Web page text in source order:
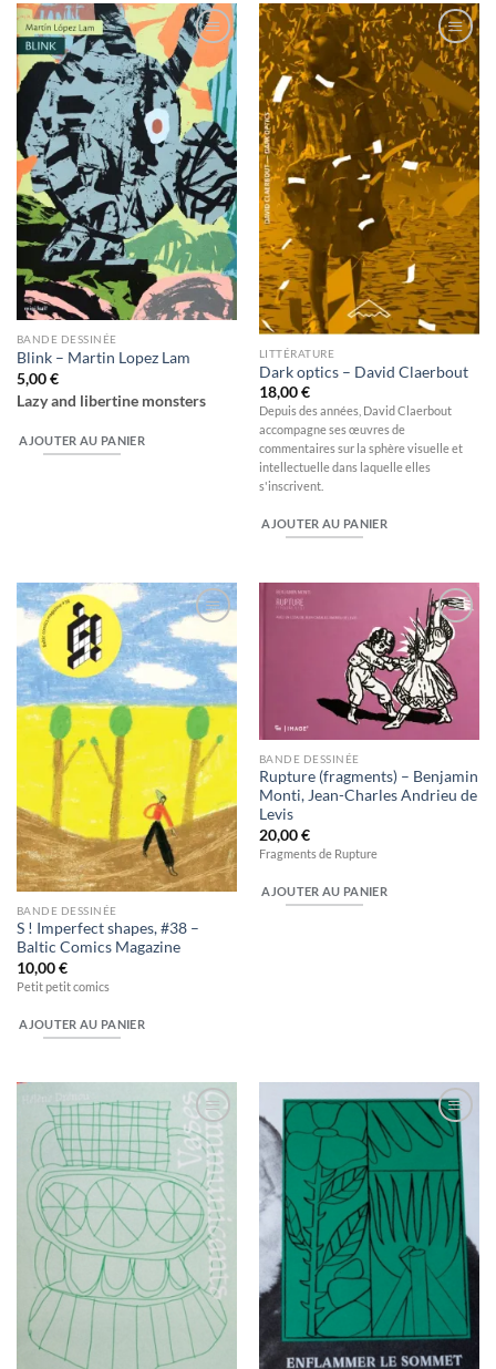
Ajouter
à la
wishlist
BANDE DESSINÉE
Blink – Martin Lopez Lam
5,00€
Lazy and libertine monsters
AJOUTER AU PANIER
Ajouter
à la
wishlist
LITTÉRATURE
Dark optics – David Claerbout
18,00€
Depuis des années, David Claerbout
accompagne ses œuvres de
commentaires sur la sphère visuelle et
intellectuelle dans laquelle elles
s'inscrivent.
AJOUTER AU PANIER
Ajouter
à la
wishlist
BANDE DESSINÉE
S ! Imperfect shapes, #38 –
Baltic Comics Magazine
10,00€
Petit petit comics
AJOUTER AU PANIER
Ajouter
à la
wishlist
BANDE DESSINÉE
Rupture (fragments) – Benjamin
Monti, Jean-Charles Andrieu de
Levis
20,00€
Fragments de Rupture
AJOUTER AU PANIER
Ajouter
à la
wishlist
Ajouter
à la
wishlist